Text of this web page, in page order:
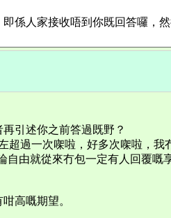
係人家接收唔到你既回答囉，
引述你之前答過既野？
超過一次㗎啦，好多次㗎啦，我
由就從來冇包一定有人回覆嘅
高嘅期望。